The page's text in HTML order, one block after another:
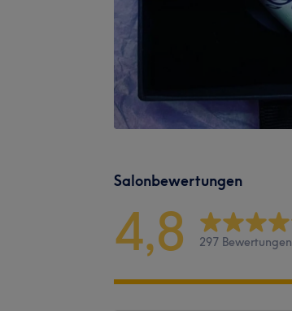
Salonbewertungen
4,8 297 Bewertungen